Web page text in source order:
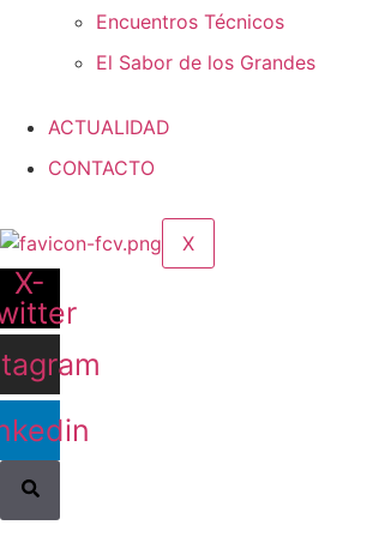
Encuentros Técnicos
El Sabor de los Grandes
ACTUALIDAD
CONTACTO
X
X-